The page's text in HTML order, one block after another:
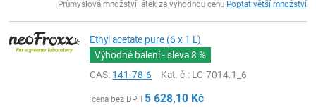
Průmyslová množství látek za výhodnou cenu Poptat větší množství
Ethyl acetate pure (6 x 1 L)
Výhodné balení - sleva8 %
CAS: 141-78-6 Kat. č.: LC-7014.1_6
cena bez DPH 5 628,10 Kč